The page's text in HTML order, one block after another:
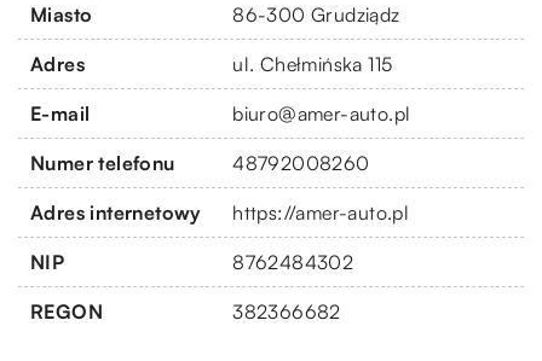
Miasto 86-300 Grudziądz
Adres ul. Chełmińska 115
E-mail biuro@amer-auto.pl
Numer telefonu 48792008260
Adres internetowy https://amer-auto.pl
NIP 8762484302
REGON 382366682